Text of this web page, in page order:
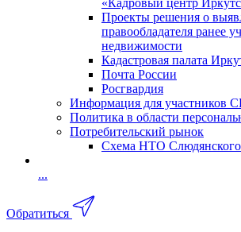
«Кадровый центр
Проекты решения о
правообладателя ранее
недвижимости
Кадастровая палата
Почта России
Росгвардия
Информация для участников
Политика в области
Потребительский рынок
Схема НТО Слюдянского
...
Обратиться